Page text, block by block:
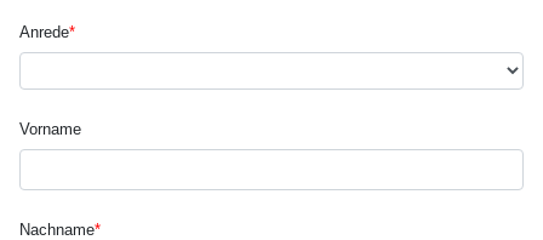
Anrede*
Vorname
Nachname*